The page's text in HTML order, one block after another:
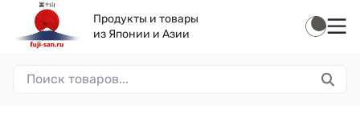
Продукты и товары
из Японии и Азии